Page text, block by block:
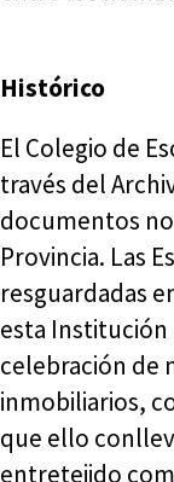
Histórico
El Colegio de
través del
documentos
Provincia. Las
resguardadas
esta
celebración de
inmobiliarios,
que ello
entretejido